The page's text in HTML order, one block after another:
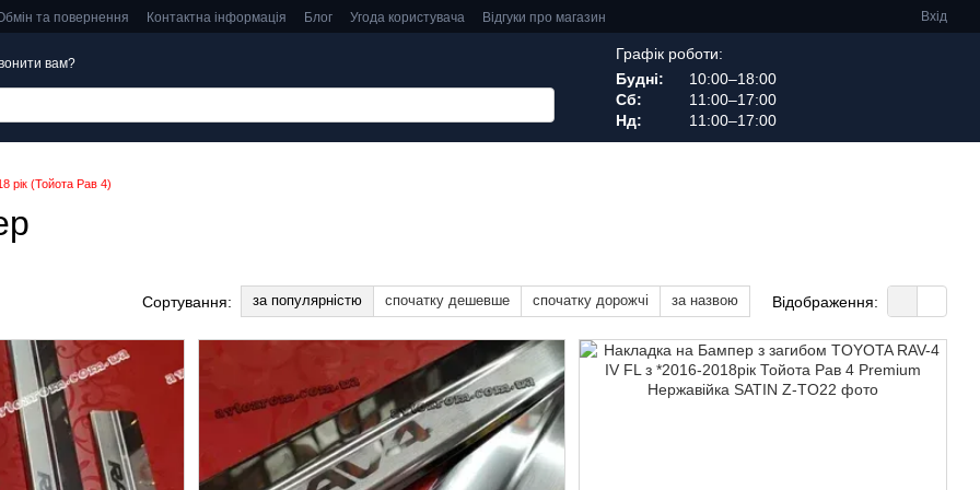
та повернення Контактна інформація Блог Угода користувача Відгуки про магазин Вхід
вам?
Графік роботи:
Будні:
10:00–18:00
Сб:
11:00–17:00
Нд:
11:00–17:00
рік (Тойота Рав 4)
Сортування: за популярністю спочатку дешевше спочатку дорожчі за назвою Відображення: